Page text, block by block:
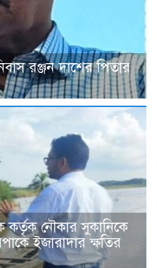
রঞ্জন দাশের পিতার
কর্তৃক নৌকার সুকানিকে
ইজারাদার ক্ষতির